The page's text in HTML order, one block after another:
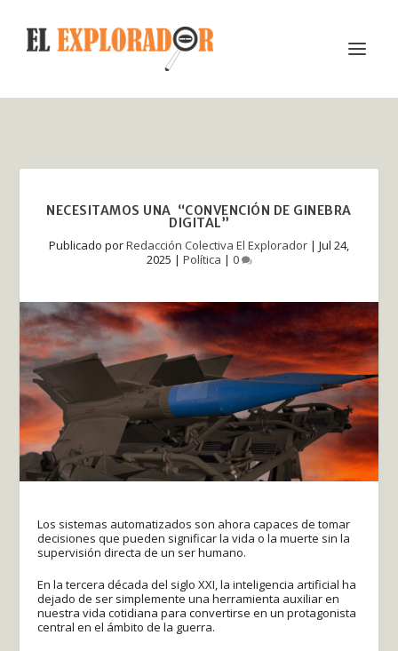
NECESITAMOS UNA “CONVENCIÓN DE GINEBRA
DIGITAL”
Publicado porRedacción Colectiva El Explorador | Jul 24,
2025 | Política | 0
Los sistemas automatizados son ahora capaces de tomar
decisiones que pueden significar la vida o la muerte sin la
supervisión directa de un ser humano.
En la tercera década del siglo XXI, la inteligencia artificial ha
dejado de ser simplemente una herramienta auxiliar en
nuestra vida cotidiana para convertirse en un protagonista
central en el ámbito de la guerra.